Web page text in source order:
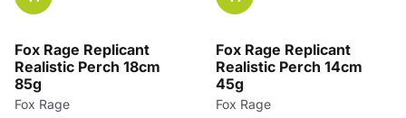
Fox Rage Replicant
Realistic Perch 18cm
85g
Merk:
Fox Rage
Fox Rage Replicant
Realistic Perch 14cm
45g
Merk:
Fox Rage